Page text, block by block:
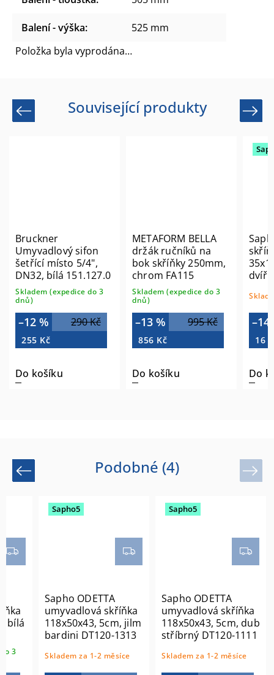
Balení - výška:
525 mm
Položka byla vyprodána…
Související produkty
Previous
Bruckner
Umyvadlový sifon
šetřící místo 5/4",
DN32, bílá 151.127.0
Skladem (expedice do 3
dnů)
290 Kč
–12 %
255 Kč
Do košíku
METAFORM BELLA
držák ručníků na
bok skříňky 250mm,
chrom FA115
Skladem (expedice do 3
dnů)
995 Kč
–13 %
856 Kč
Do košíku
–14
16
Do
Next
Podobné (4)
Previous
bílá
3
Sapho5
Sapho ODETTA
umyvadlová skříňka
118x50x43, 5cm, jilm
bardini DT120-1313
Skladem za 1-2 měsíce
Sapho5
Sapho ODETTA
umyvadlová skříňka
118x50x43, 5cm, dub
stříbrný DT120-1111
Skladem za 1-2 měsíce
Next